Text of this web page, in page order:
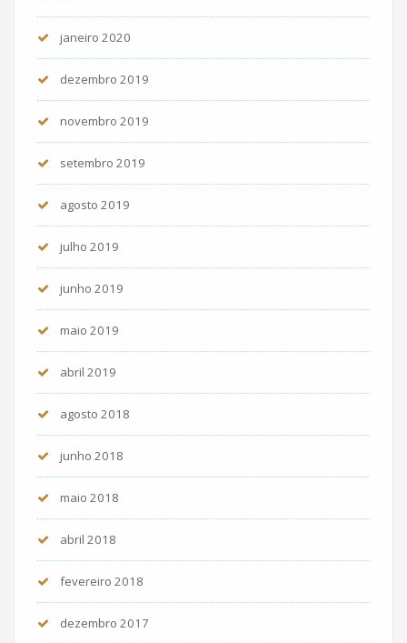
janeiro 2020
dezembro 2019
novembro 2019
setembro 2019
agosto 2019
julho 2019
junho 2019
maio 2019
abril 2019
agosto 2018
junho 2018
maio 2018
abril 2018
fevereiro 2018
dezembro 2017